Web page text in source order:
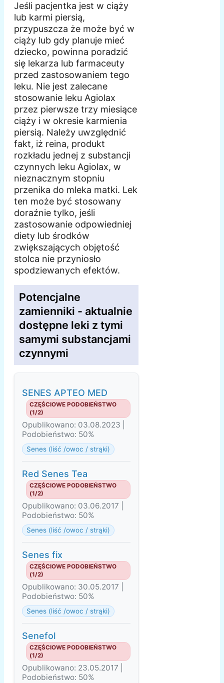
Jeśli pacjentka jest w ciąży
lub karmi piersią,
przypuszcza że może być w
ciąży lub gdy planuje mieć
dziecko, powinna poradzić
się lekarza lub farmaceuty
przed zastosowaniem tego
leku. Nie jest zalecane
stosowanie leku Agiolax
przez pierwsze trzy miesiące
ciąży i w okresie karmienia
piersią. Należy uwzględnić
fakt, iż reina, produkt
rozkładu jednej z substancji
czynnych leku Agiolax, w
nieznacznym stopniu
przenika do mleka matki. Lek
ten może być stosowany
doraźnie tylko, jeśli
zastosowanie odpowiedniej
diety lub środków
zwiększających objętość
stolca nie przyniosło
spodziewanych efektów.
Potencjalne
zamienniki - aktualnie
dostępne leki z tymi
samymi substancjami
czynnymi
SENES APTEO MED
CZĘŚCIOWE PODOBIEŃSTWO
(1/2)
Opublikowano: 03.08.2023 |
Podobieństwo: 50%
Senes (liść /owoc / strąki)
Red Senes Tea
CZĘŚCIOWE PODOBIEŃSTWO
(1/2)
Opublikowano: 03.06.2017 |
Podobieństwo: 50%
Senes (liść /owoc / strąki)
Senes fix
CZĘŚCIOWE PODOBIEŃSTWO
(1/2)
Opublikowano: 30.05.2017 |
Podobieństwo: 50%
Senes (liść /owoc / strąki)
Senefol
CZĘŚCIOWE PODOBIEŃSTWO
(1/2)
Opublikowano: 23.05.2017 |
Podobieństwo: 50%